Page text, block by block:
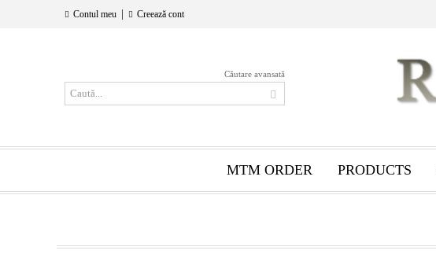
Contul meu Creează cont
Căutare avansată
MTM ORDER PRODUCTS